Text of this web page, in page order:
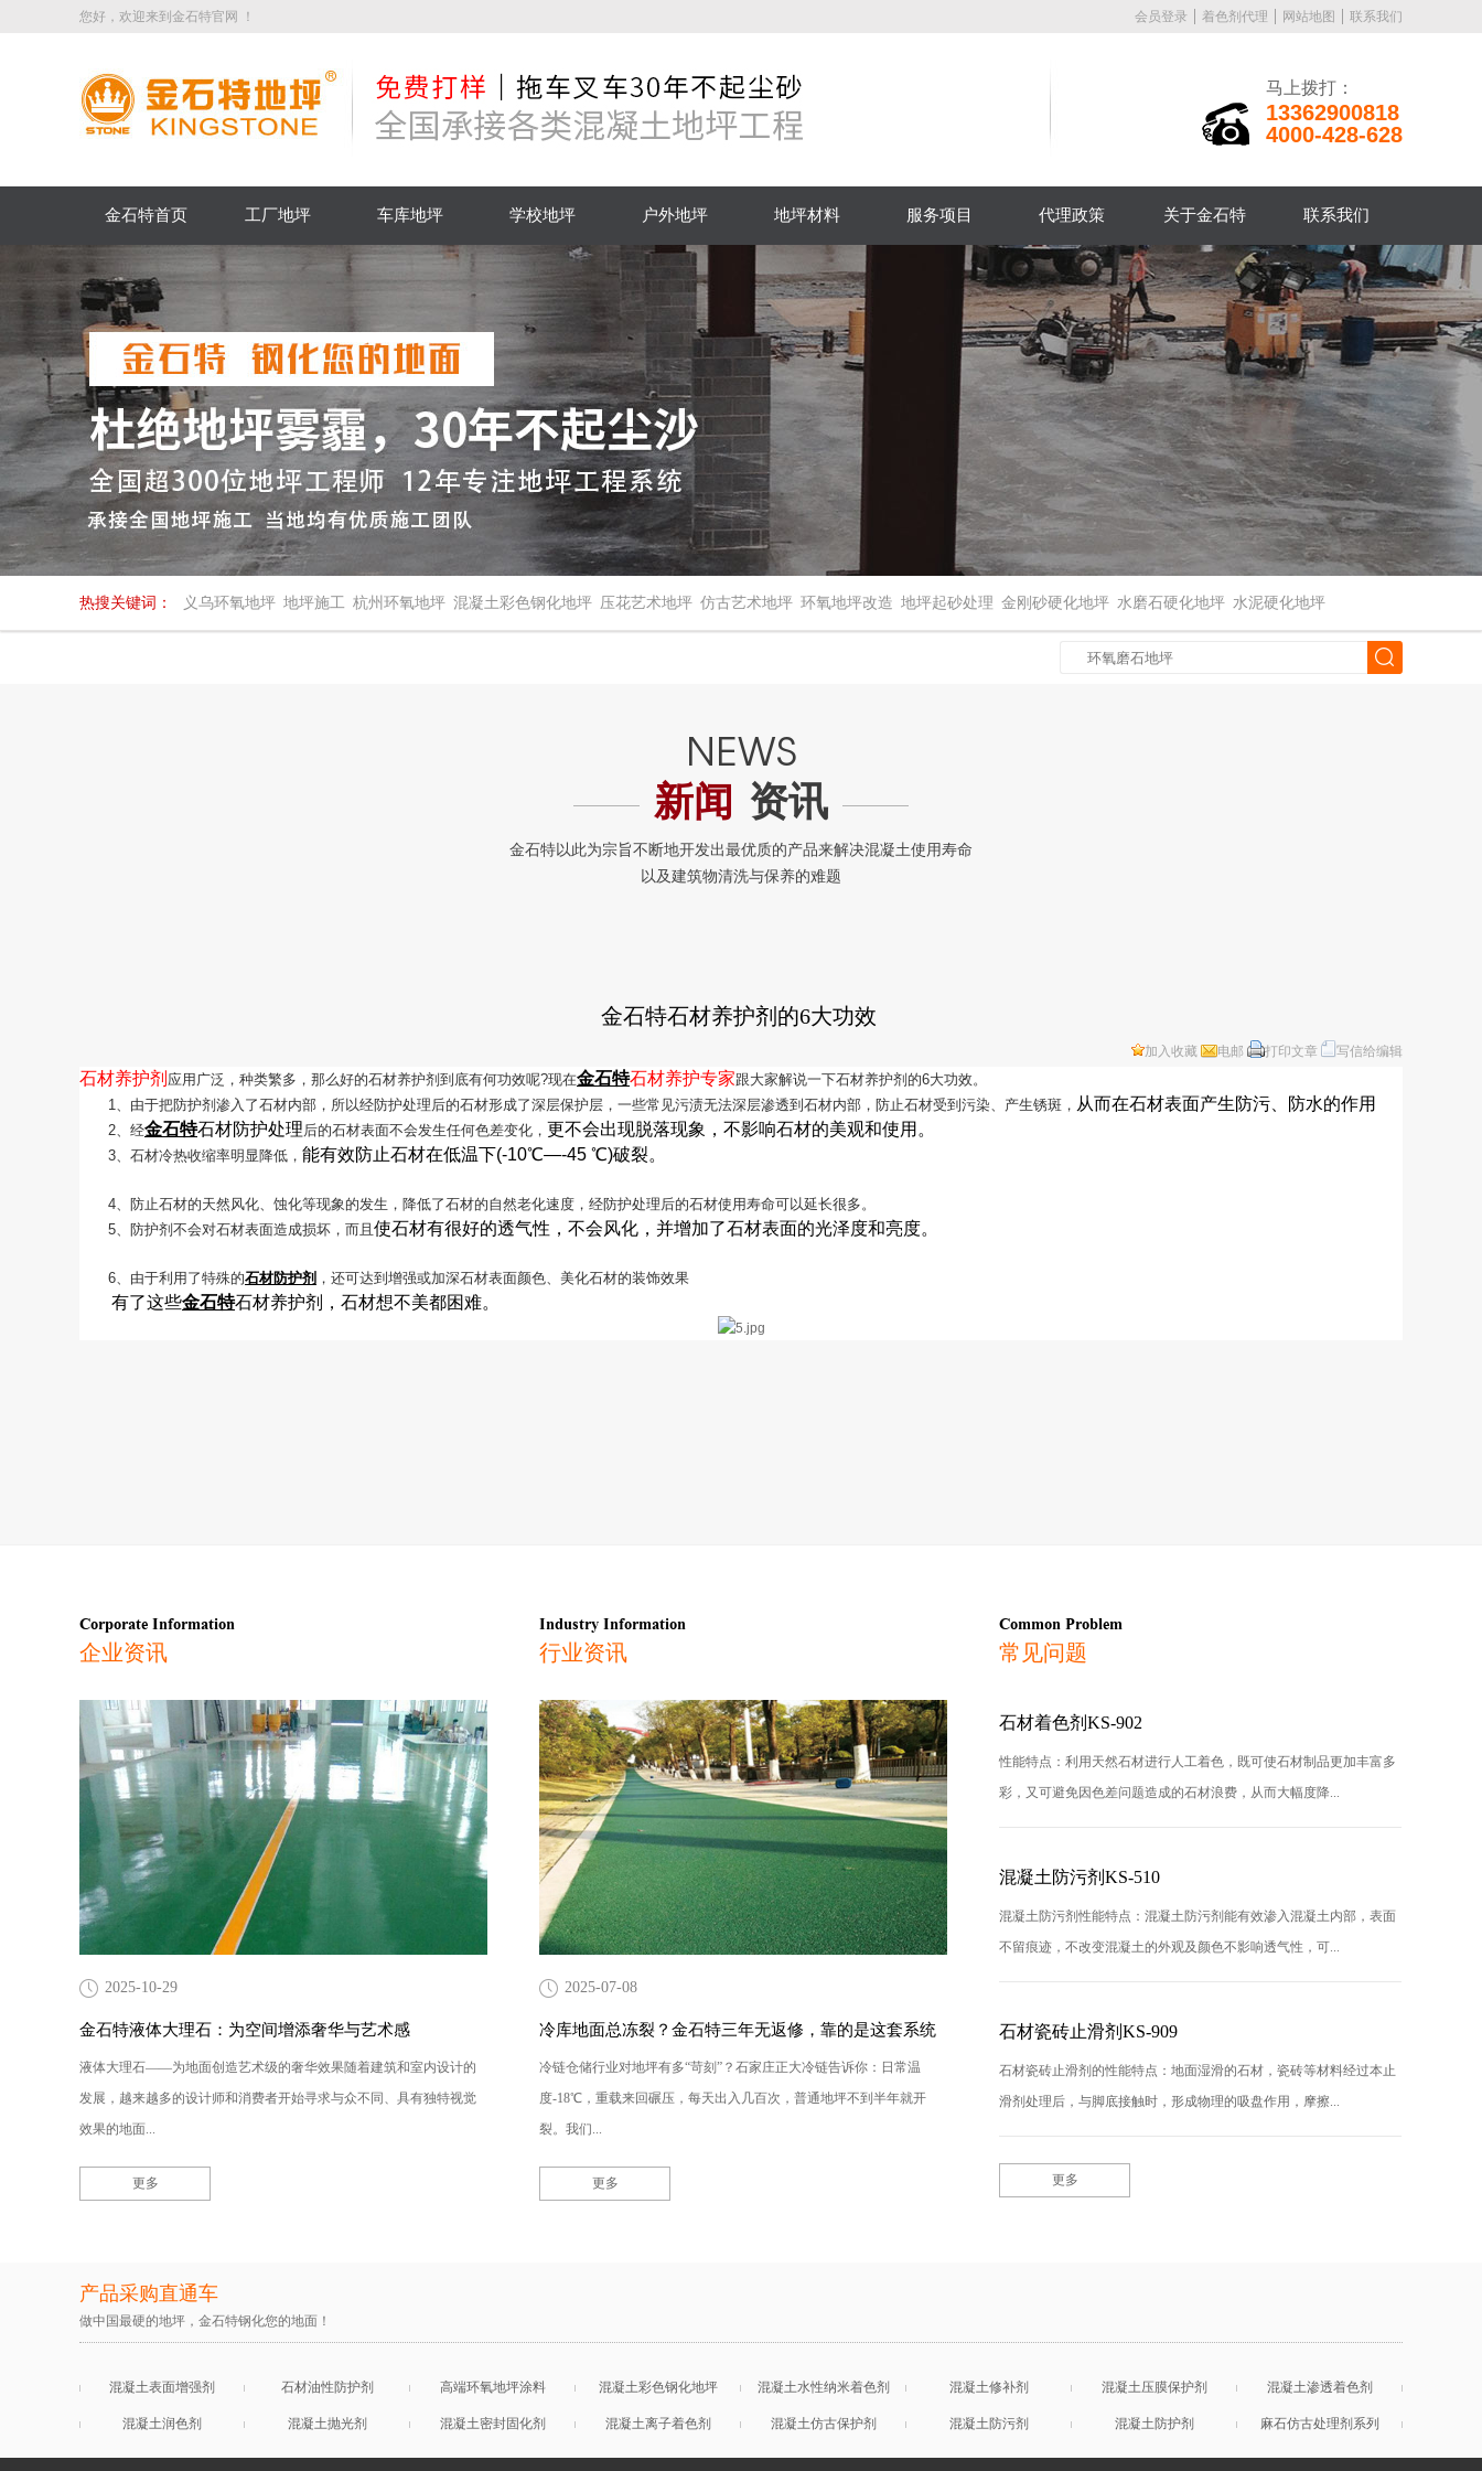
您好，欢迎来到金石特官网 ！ 会员登录 着色剂代理 网站地图 联系我们
马上拨打：
13362900818
4000-428-628
金石特首页 工厂地坪 车库地坪 学校地坪 户外地坪 地坪材料 服务项目 代理政策 关于金石特 联系我们
热搜关键词： 义乌环氧地坪 地坪施工 杭州环氧地坪 混凝土彩色钢化地坪 压花艺术地坪 仿古艺术地坪 环氧地坪改造 地坪起砂处理 金刚砂硬化地坪 水磨石硬化地坪 水泥硬化地坪
新闻 资讯
金石特石材养护剂的6大功效
加入收藏 电邮 打印文章 写信给编辑
石材养护剂 应用广泛，种类繁多，那么好的石材养护剂到底有何功效呢?现在金石特石材养护专家跟大家解说一下石材养护剂的6大功效。
1、由于把防护剂渗入了石材内部，所以经防护处理后的石材形成了深层保护层，一些常见污渍无法深层渗透到石材内部，防止石材受到污染、产生锈斑， 从而在石材表面产生防污、防水的作用
2、经金石特石材防护处理后的石材表面不会发生任何色差变化， 更不会出现脱落现象，不影响石材的美观和使用。
3、石材冷热收缩率明显降低， 能有效防止石材在低温下(-10℃—-45 ℃)破裂。
4、防止石材的天然风化、蚀化等现象的发生，降低了石材的自然老化速度，经防护处理后的石材使用寿命可以延长很多。
5、防护剂不会对石材表面造成损坏，而且 使石材有很好的透气性，不会风化，并增加了石材表面的光泽度和亮度。
6、由于利用了特殊的石材防护剂 ，还可达到增强或加深石材表面颜色、美化石材的装饰效果
有了这些金石特石材养护剂，石材想不美都困难。
Corporate Information
企业资讯
2025-10-29
金石特液体大理石：为空间增添奢华与艺术感
液体大理石——为地面创造艺术级的奢华效果随着建筑和室内设计的
发展，越来越多的设计师和消费者开始寻求与众不同、具有独特视觉
效果的地面...
更多
Industry Information
行业资讯
2025-07-08
冷库地面总冻裂？金石特三年无返修，靠的是这套系统
冷链仓储行业对地坪有多“苛刻”？石家庄正大冷链告诉你：日常温
度-18℃，重载来回碾压，每天出入几百次，普通地坪不到半年就开
裂。我们...
更多
Common Problem
常见问题
石材着色剂KS-902
性能特点：利用天然石材进行人工着色，既可使石材制品更加丰富多
彩，又可避免因色差问题造成的石材浪费，从而大幅度降...
混凝土防污剂KS-510
混凝土防污剂性能特点：混凝土防污剂能有效渗入混凝土内部，表面
不留痕迹，不改变混凝土的外观及颜色不影响透气性，可...
石材瓷砖止滑剂KS-909
石材瓷砖止滑剂的性能特点：地面湿滑的石材，瓷砖等材料经过本止
滑剂处理后，与脚底接触时，形成物理的吸盘作用，摩擦...
更多
产品采购直通车
做中国最硬的地坪，金石特钢化您的地面！
混凝土表面增强剂 石材油性防护剂 高端环氧地坪涂料 混凝土彩色钢化地坪 混凝土水性纳米着色剂 混凝土修补剂 混凝土压膜保护剂 混凝土渗透着色剂
混凝土润色剂 混凝土抛光剂 混凝土密封固化剂 混凝土离子着色剂 混凝土仿古保护剂 混凝土防污剂 混凝土防护剂 麻石仿古处理剂系列